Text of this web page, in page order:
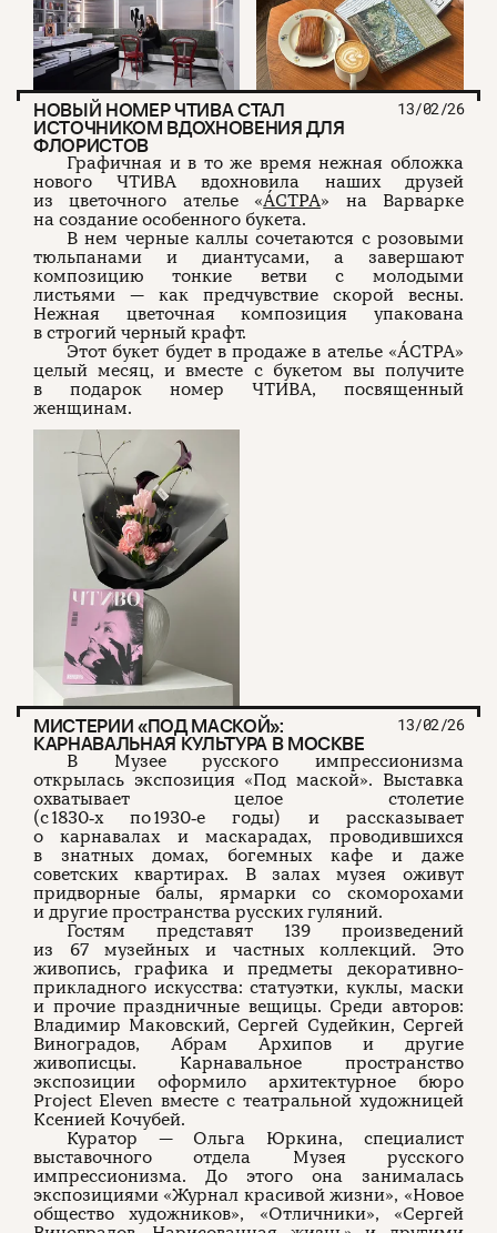
НОВЫЙ НОМЕР ЧТИВА СТАЛ
ИСТОЧНИКОМ ВДОХНОВЕНИЯ ДЛЯ
ФЛОРИСТОВ
13/02/26
Графичная и в то же время нежная обложка
нового ЧТИВА вдохновила наших друзей
из цветочного ателье «ÁСТРА» на Варварке
на создание особенного букета.
В нем черные каллы сочетаются с розовыми
тюльпанами и диантусами, а завершают
композицию тонкие ветви с молодыми
листьями — как предчувствие скорой весны.
Нежная цветочная композиция упакована
в строгий черный крафт.
Этот букет будет в продаже в ателье «ÁСТРА»
целый месяц, и вместе с букетом вы получите
в подарок номер ЧТИВА, посвященный
женщинам.
МИСТЕРИИ «ПОД МАСКОЙ»:
КАРНАВАЛЬНАЯ КУЛЬТУРА В МОСКВЕ
13/02/26
В Музее русского импрессионизма
открылась экспозиция «Под маской». Выставка
охватывает целое столетие
(с 1830‑х по 1930‑е годы) и рассказывает
о карнавалах и маскарадах, проводившихся
в знатных домах, богемных кафе и даже
советских квартирах. В залах музея оживут
придворные балы, ярмарки со скоморохами
и другие пространства русских гуляний.
Гостям представят 139 произведений
из 67 музейных и частных коллекций. Это
живопись, графика и предметы декоративно-
прикладного искусства: статуэтки, куклы, маски
и прочие праздничные вещицы. Среди авторов:
Владимир Маковский, Сергей Судейкин, Сергей
Виноградов, Абрам Архипов и другие
живописцы. Карнавальное пространство
экспозиции оформило архитектурное бюро
Project Eleven вместе с театральной художницей
Ксенией Кочубей.
Куратор — Ольга Юркина, специалист
выставочного отдела Музея русского
импрессионизма. До этого она занималась
экспозициями «Журнал красивой жизни», «Новое
общество художников», «Отличники», «Сергей